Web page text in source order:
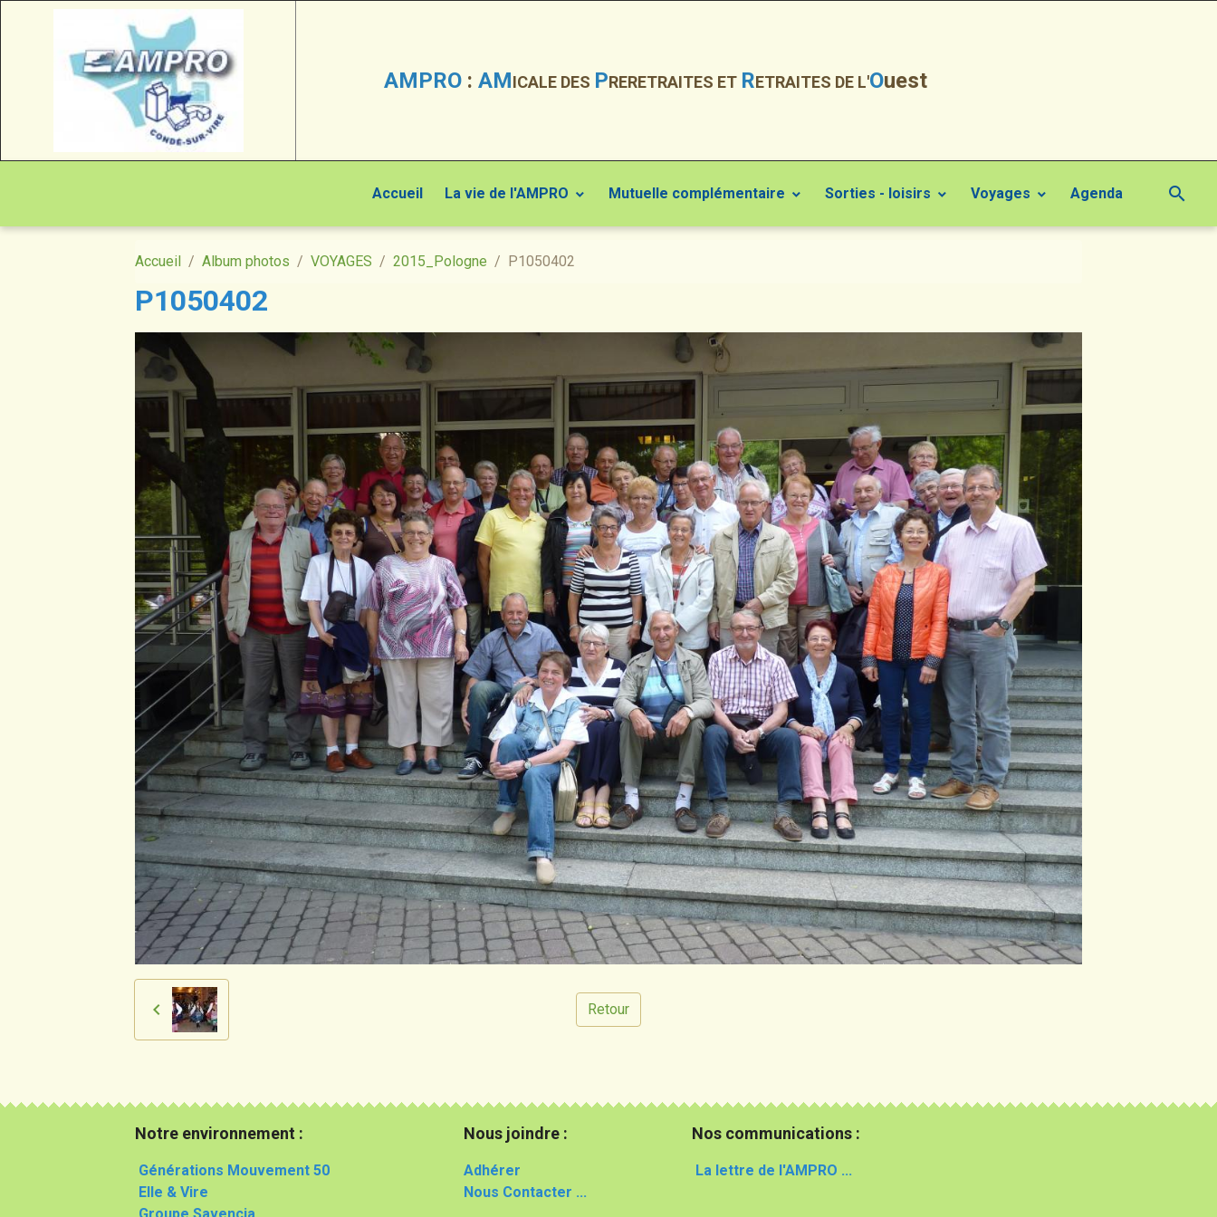
AMPRO : AMICALE DES PRERETRAITES ET RETRAITES DE L'Ouest
Accueil La vie de l'AMPRO Mutuelle complémentaire Sorties - loisirs Voyages Agenda
Accueil Album photos VOYAGES 2015_Pologne P1050402
P1050402
Retour
Notre environnement :
Générations Mouvement 50
Elle & Vire
Nous joindre :
Adhérer
Nous Contacter ...
Nos communications :
La lettre de l'AMPRO ...